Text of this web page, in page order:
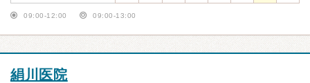
09:00-12:00 09:00-13:00
絹川医院